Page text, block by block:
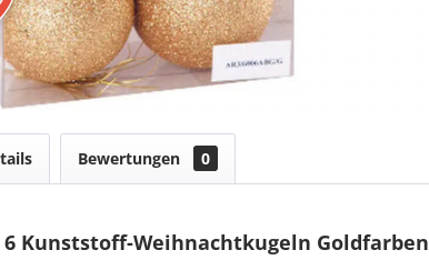
Bewertungen 0
Kunststoff-Weihnachtkugeln Goldfarben